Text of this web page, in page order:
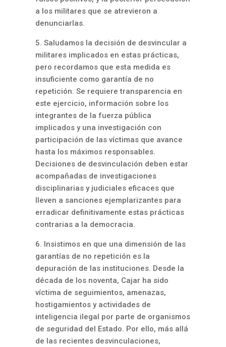
a los militares que se atrevieron a
denunciarlas.
5. Saludamos la decisión de desvincular a
militares implicados en estas prácticas,
pero recordamos que esta medida es
insuficiente como garantía de no
repetición. Se requiere transparencia en
este ejercicio, información sobre los
integrantes de la fuerza pública
implicados y una investigación con
participación de las víctimas que avance
hasta los máximos responsables.
Decisiones de desvinculación deben estar
acompañadas de investigaciones
disciplinarias y judiciales eficaces que
lleven a sanciones ejemplarizantes para
erradicar definitivamente estas prácticas
contrarias a la democracia.
6. Insistimos en que una dimensión de las
garantías de no repetición es la
depuración de las instituciones. Desde la
década de los noventa, Cajar ha sido
víctima de seguimientos, amenazas,
hostigamientos y actividades de
inteligencia ilegal por parte de organismos
de seguridad del Estado. Por ello, más allá
de las recientes desvinculaciones,